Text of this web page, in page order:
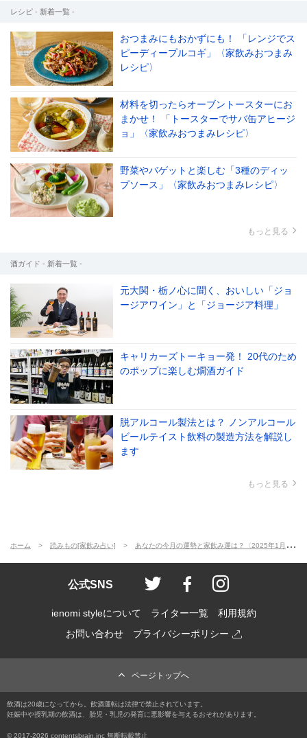
レシピ - 新着一覧 -
おつまみにもおかずにも！ 「レンジでス
ピーディープルコギ」〈家飲みおつまみ
レシピ〉
材料を切ったらオーブントースターにお
まかせ！ 「トースターでサバ缶アヒージ
ョ」〈家飲みおつまみレシピ〉
野菜やバゲットと楽しむ「3種のディッ
プソース」〈家飲みおつまみレシピ〉
もっと見る
酒ガイド - 新着一覧 -
元大関・栃ノ心に聞く、おいしい「ジョ
ージアワイン」と「ジョージア料理」
キャリカーズトーキョー発！ 20代のため
のポップに楽しむ燗酒ガイド
脱アルコール製法とは？ ノンアルコール
ビールテイスト飲料の製造方法を解説し
ます
もっと見る
ホーム 読みもの[家飲み占い] あなたの今月の運勢と家飲み運は？〈2025年1月の家飲み占い〉
公式SNS ienomi style[イ
ienomi style[
ienomi
ienomi styleについて ライター一覧
利用規約
お問い合わせ
プライバシーポリシー
ページトップへ
飲酒は20歳になってから。飲酒運転は法律で禁止されています。
妊娠中や授乳期の飲酒は、胎児・乳児の発育に悪影響を与えるおそれがあります。
© 2017-2026 contentsbrain.inc 無断転載禁止